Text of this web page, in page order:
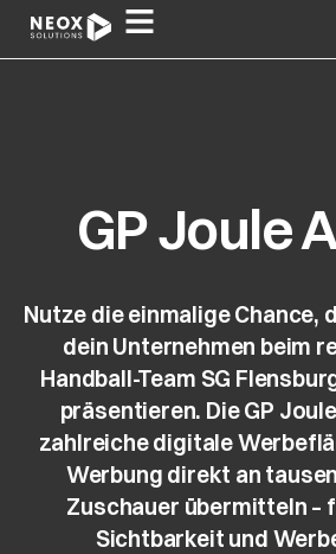
Zum
Inhalt
springen
GP Joule
Nutze die einmalige Chance,
dein Unternehmen beim
Handball-Team SG
präsentieren. DieGP
zahlreichedigitale
Werbung direkt an
Zuschauer übermitteln –
Sichtbarkeit und